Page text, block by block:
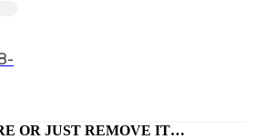
OR JUST REMOVE IT…